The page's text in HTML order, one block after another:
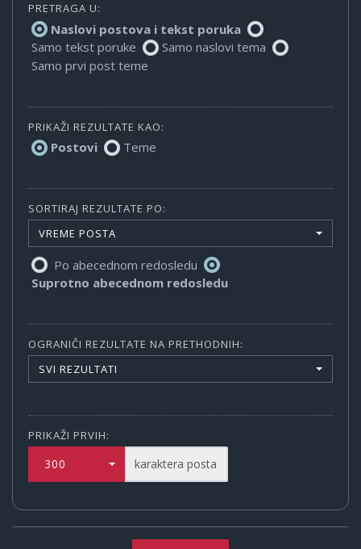
PRETRAGA U:
Naslovi postova i tekst poruka
Samo tekst poruke
Samo naslovi tema
Samo prvi post teme
PRIKAŽI REZULTATE KAO:
Postovi Teme
SORTIRAJ REZULTATE PO:
VREME POSTA
Po abecednom redosledu
Suprotno abecednom redosledu
OGRANIČI REZULTATE NA PRETHODNIH:
SVI REZULTATI
PRIKAŽI PRVIH:
300 karaktera posta